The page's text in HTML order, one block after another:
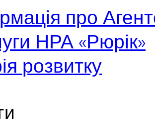
про
НРА «Рюрік»
розвитку